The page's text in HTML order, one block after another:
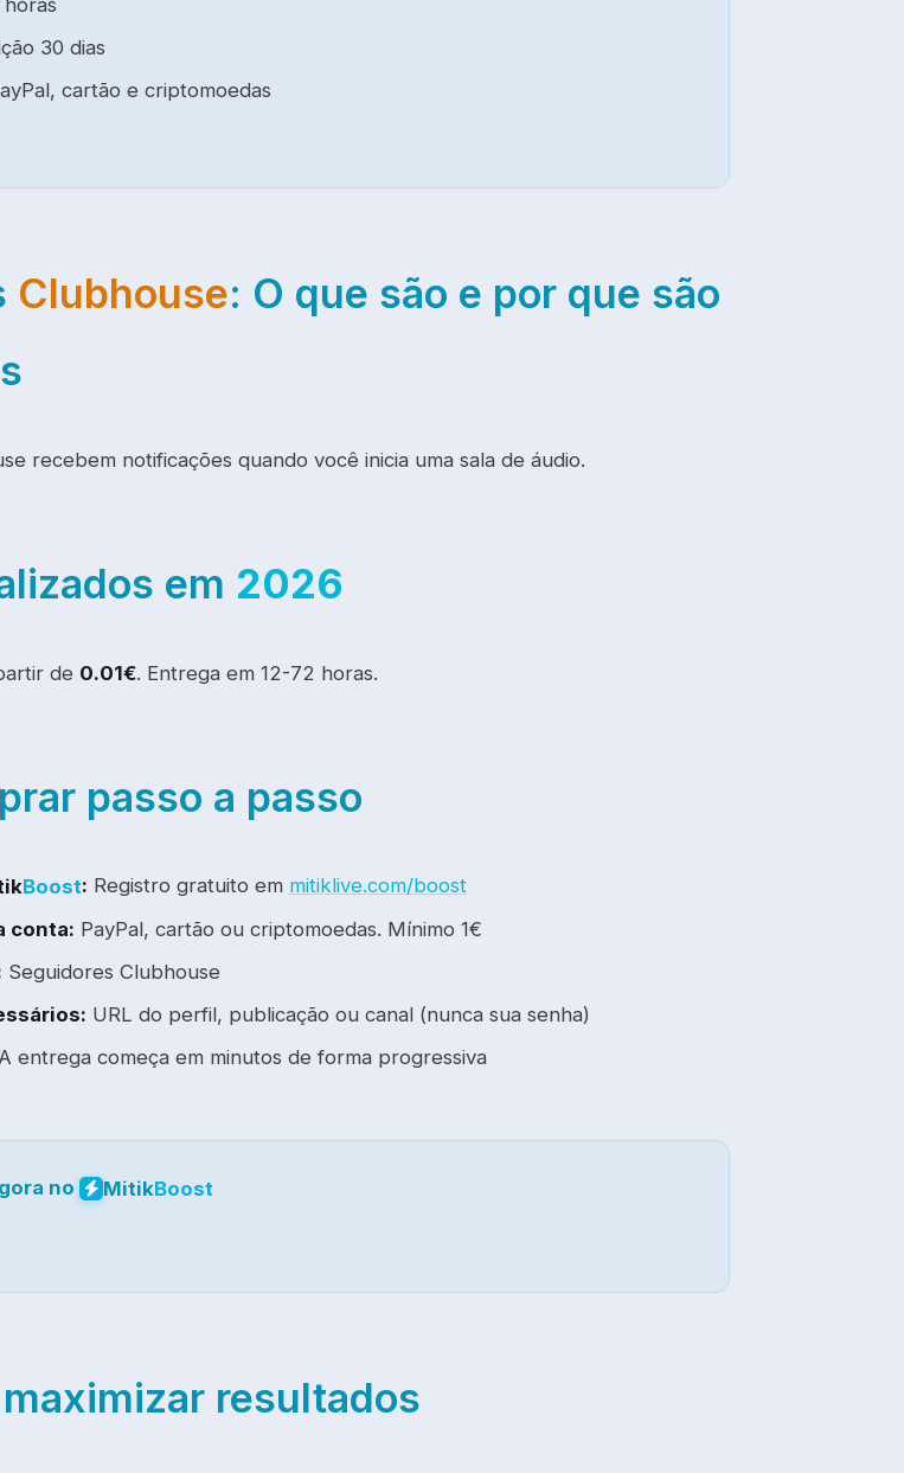
30 dias
cartão e criptomoedas
Clubhouse: O que são e por que são
recebem notificações quando você inicia uma sala de áudio.
em 2026
de 0.01€. Entrega em 12-72 horas.
passo a passo
Boost: Registro gratuito em mitiklive.com/boost
conta: PayPal, cartão ou criptomoedas. Mínimo 1€
Seguidores Clubhouse
URL do perfil, publicação ou canal (nunca sua senha)
A entrega começa em minutos de forma progressiva
no MitikBoost
resultados